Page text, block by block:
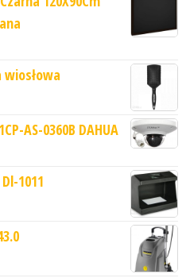
wiosłowa
AS-0360B DAHUA
1011